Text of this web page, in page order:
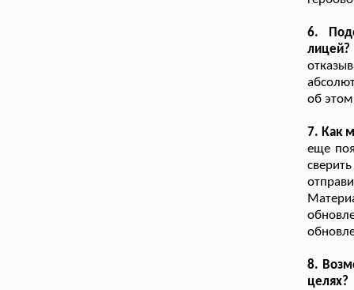
6.
лицей?
об
7. Как
еще
8.
целях?